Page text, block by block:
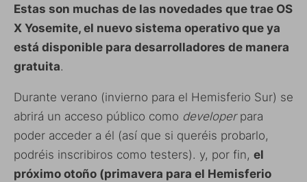
Estas son muchas de las novedades que trae OS
X Yosemite, el nuevo sistema operativo que ya
está disponible para desarrolladores de manera
gratuita.
Durante verano (invierno para el Hemisferio Sur) se
abrirá un acceso público como developerpara
poder acceder a él (así que si queréis probarlo,
podréis inscribiros como testers). y, por fin, el
próximo otoño (primavera para el Hemisferio